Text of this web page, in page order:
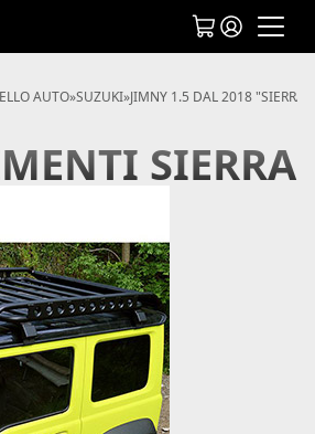
AUTO»SUZUKI»JIMNY 1.5 DAL 2018 "SIERRA"
SIERRA